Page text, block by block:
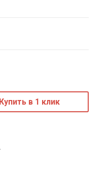
Купить в 1 клик